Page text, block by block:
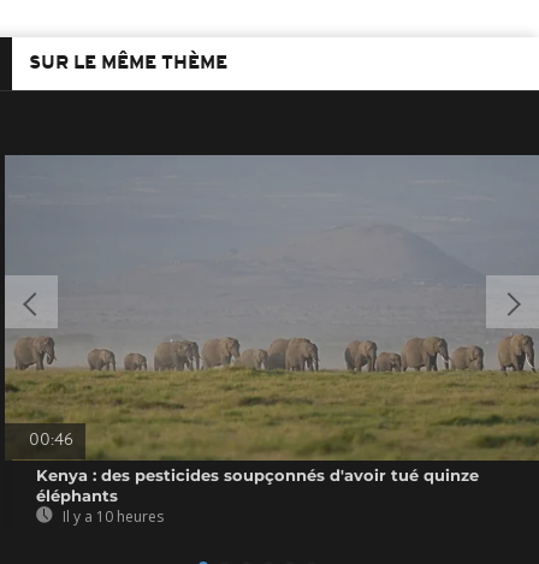
SUR LE MÊME THÈME
00:46
Kenya : des pesticides soupçonnés d'avoir tué quinze
éléphants
Il y a 10 heures